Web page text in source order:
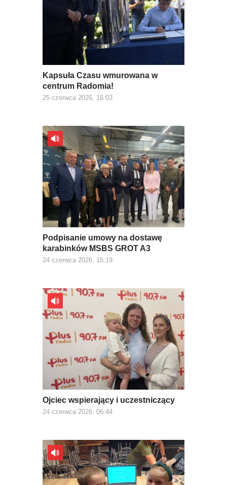
Kapsuła Czasu wmurowana w
centrum Radomia!
25 czerwca 2026, 16:03
Podpisanie umowy na dostawę
karabinków MSBS GROT A3
24 czerwca 2026, 15:19
Ojciec wspierający i uczestniczący
24 czerwca 2026, 06:44